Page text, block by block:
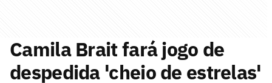
Camila Brait fará jogo de
despedida 'cheio de estrelas'